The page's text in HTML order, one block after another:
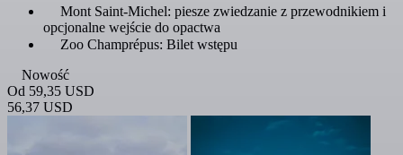
Mont Saint-Michel: piesze zwiedzanie z przewodnikiem i
opcjonalne wejście do opactwa
Zoo Champrépus: Bilet wstępu
Nowość
Od 59,35 USD
56,37 USD